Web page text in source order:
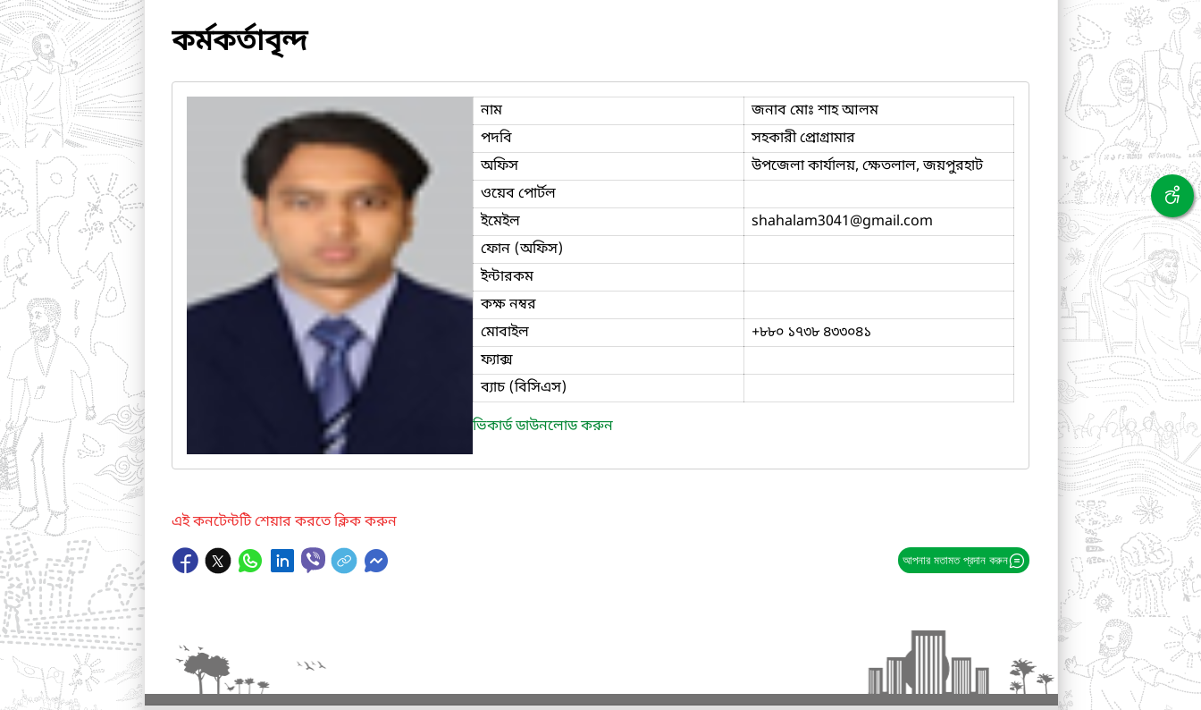
কর্মকর্তাবৃন্দ
নাম
জনাব মোঃ শাহ আলম
পদবি
সহকারী প্রোগ্রামার
অফিস
উপজেলা কার্যালয়, ক্ষেতলাল, জয়পুরহাট
ওয়েব পোর্টল
ইমেইল
shahalam3041@gmail.com
ফোন (অফিস)
ইন্টারকম
কক্ষ নম্বর
মোবাইল
+৮৮০ ১৭৩৮ ৪৩৩০৪১
ফ্যাক্স
ব্যাচ (বিসিএস)
ভিকার্ড ডাউনলোড করুন
এই কনটেন্টটি শেয়ার করতে ক্লিক করুন
আপনার মতামত প্রদান করুন